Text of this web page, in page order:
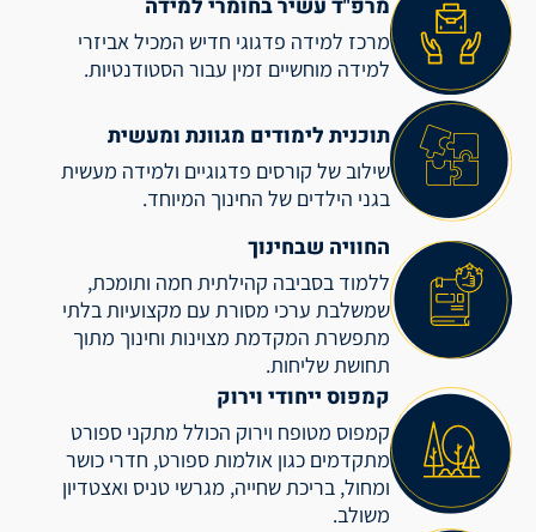
מרפ"ד עשיר בחומרי למידה
מרכז למידה פדגוגי חדיש המכיל אביזרי
למידה מוחשיים זמין עבור הסטודנטיות.
תוכנית לימודים מגוונת ומעשית
שילוב של קורסים פדגוגיים ולמידה מעשית
בגני הילדים של החינוך המיוחד.
החוויה שבחינוך
ללמוד בסביבה קהילתית חמה ותומכת,
שמשלבת ערכי מסורת עם מקצועיות בלתי
מתפשרת המקדמת מצוינות וחינוך מתוך
תחושת שליחות.
קמפוס ייחודי וירוק
קמפוס מטופח וירוק הכולל מתקני ספורט
מתקדמים כגון אולמות ספורט, חדרי כושר
ומחול, בריכת שחייה, מגרשי טניס ואצטדיון
משולב.